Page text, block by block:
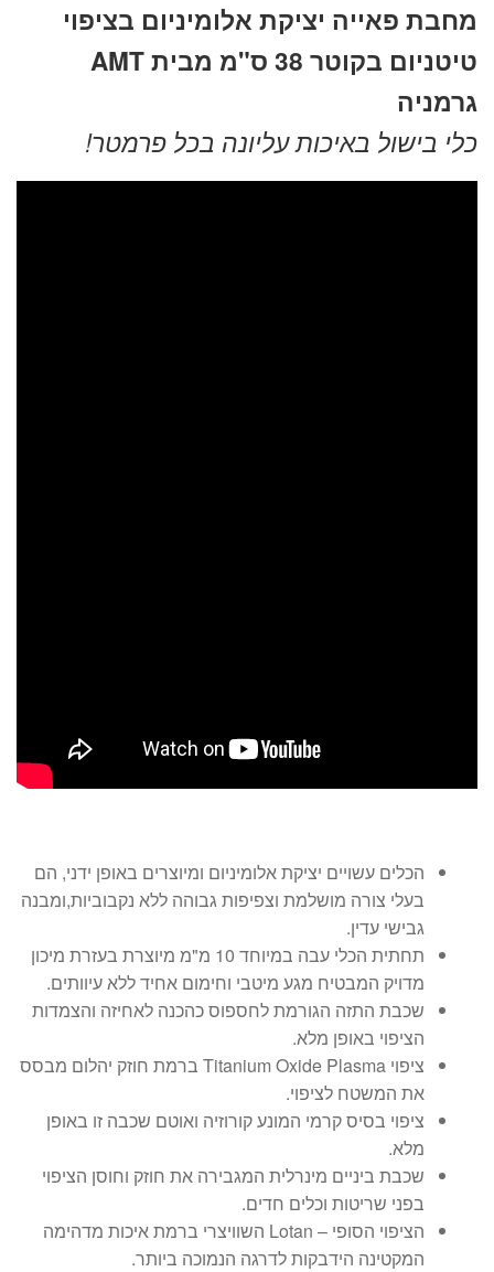
היה:
₪699.
הוא:
₪599.
מחבת פאייה יציקת אלומיניום בציפוי
טיטניום בקוטר 38 ס"מ מבית AMT
גרמניה
כלי בישול באיכות עליונה בכל פרמטר!
הכלים עשויים יציקת אלומיניום ומיוצרים באופן ידני, הם
בעלי צורה מושלמת וצפיפות גבוהה ללא נקבוביות,ומבנה
גבישי עדין.
תחתית הכלי עבה במיוחד 10 מ"מ מיוצרת בעזרת מיכון
מדויק המבטיח מגע מיטבי וחימום אחיד ללא עיוותים.
שכבת התזה הגורמת לחספוס כהכנה לאחיזה והצמדות
הציפוי באופן מלא.
ציפוי Titanium Oxide Plasma ברמת חוזק יהלום מבסס
את המשטח לציפוי.
ציפוי בסיס קרמי המונע קורוזיה ואוטם שכבה זו באופן
מלא.
שכבת ביניים מינרלית המגבירה את חוזק וחוסן הציפוי
בפני שריטות וכלים חדים.
הציפוי הסופי – Lotan השוויצרי ברמת איכות מדהימה
המקטינה הידבקות לדרגה הנמוכה ביותר.